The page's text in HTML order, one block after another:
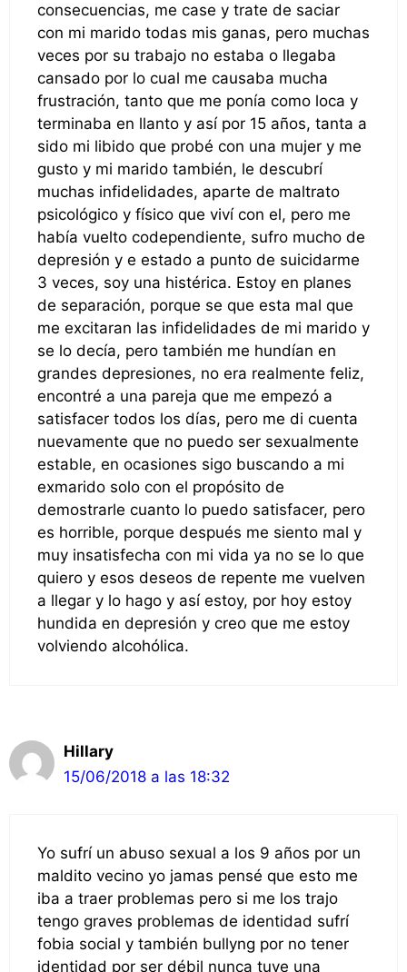
consecuencias, me case y trate de saciar
con mi marido todas mis ganas, pero muchas
veces por su trabajo no estaba o llegaba
cansado por lo cual me causaba mucha
frustración, tanto que me ponía como loca y
terminaba en llanto y así por 15 años, tanta a
sido mi libido que probé con una mujer y me
gusto y mi marido también, le descubrí
muchas infidelidades, aparte de maltrato
psicológico y físico que viví con el, pero me
había vuelto codependiente, sufro mucho de
depresión y e estado a punto de suicidarme
3 veces, soy una histérica. Estoy en planes
de separación, porque se que esta mal que
me excitaran las infidelidades de mi marido y
se lo decía, pero también me hundían en
grandes depresiones, no era realmente feliz,
encontré a una pareja que me empezó a
satisfacer todos los días, pero me di cuenta
nuevamente que no puedo ser sexualmente
estable, en ocasiones sigo buscando a mi
exmarido solo con el propósito de
demostrarle cuanto lo puedo satisfacer, pero
es horrible, porque después me siento mal y
muy insatisfecha con mi vida ya no se lo que
quiero y esos deseos de repente me vuelven
a llegar y lo hago y así estoy, por hoy estoy
hundida en depresión y creo que me estoy
volviendo alcohólica.
Hillary
15/06/2018 a las 18:32
Yo sufrí un abuso sexual a los 9 años por un
maldito vecino yo jamas pensé que esto me
iba a traer problemas pero si me los trajo
tengo graves problemas de identidad sufrí
fobia social y también bullyng por no tener
identidad por ser débil nunca tuve una